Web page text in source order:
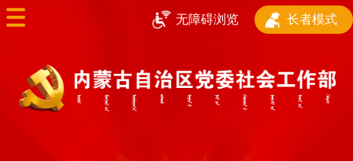
无障碍浏览 长者模式
首页
部门简介